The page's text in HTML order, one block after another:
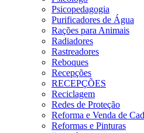
Psicopedagogia
Purificadores de Água
Rações para Animais
Radiadores
Rastreadores
Reboques
Recepções
RECEPÇÕES
Reciclagem
Redes de Proteção
Reforma e Venda de
Reformas e Pinturas